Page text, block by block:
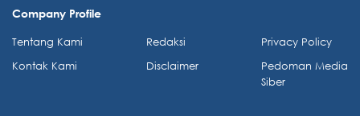
Company Profile
Tentang Kami
Kontak Kami
Redaksi
Disclaimer
Privacy Policy
Pedoman Media
Siber